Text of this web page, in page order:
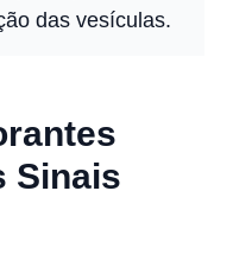
das vesículas.
Sinais